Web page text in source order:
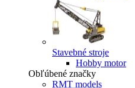
Stavebné stroje
Hobby motor
Obľúbené značky
RMT models